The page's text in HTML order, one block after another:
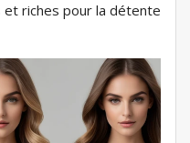
riches pour la détente